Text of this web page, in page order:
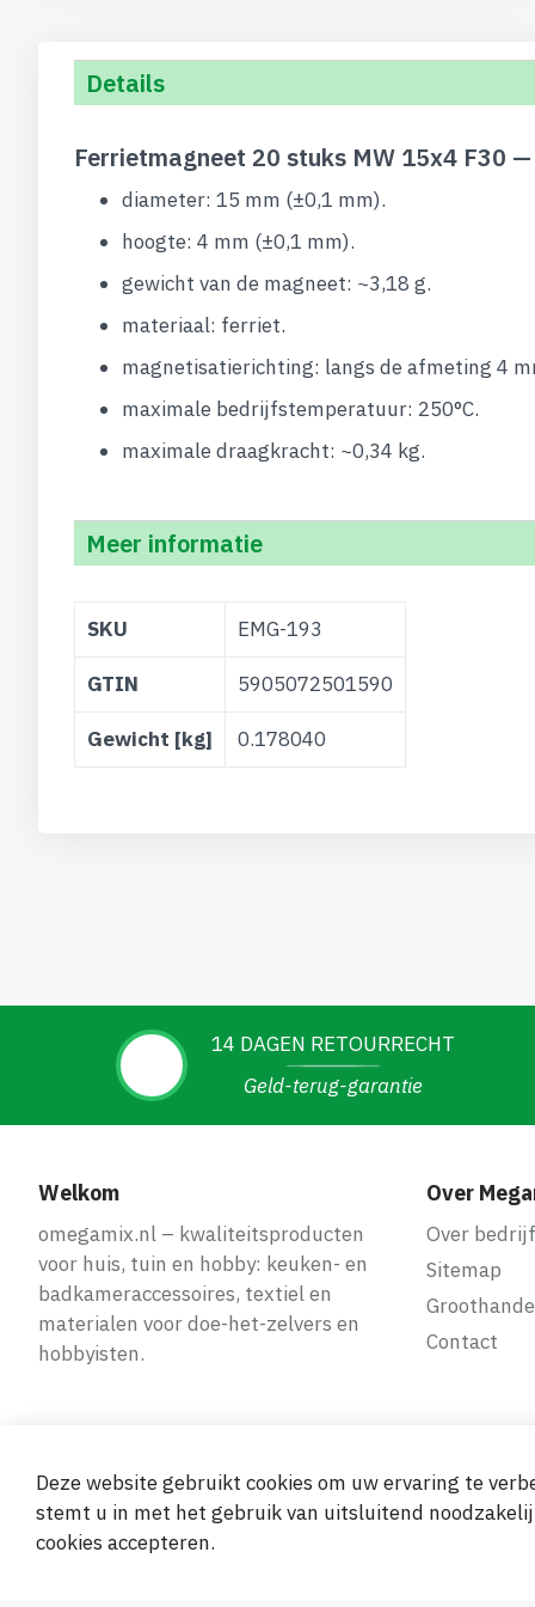
Details
Ferrietmagneet 20 stuks MW 15x4 F30
diameter: 15 mm (±0,1 mm).
hoogte: 4 mm (±0,1 mm).
gewicht van de magneet: ~3,18 g.
materiaal: ferriet.
magnetisatierichting: langs de afmeting 4
maximale bedrijfstemperatuur: 250°C.
maximale draagkracht: ~0,34 kg.
Meer informatie
informatie
SKU EMG-193
GTIN 5905072501590
Gewicht [kg] 0.178040
14 DAGEN RETOURRECHT
Geld-terug-garantie
Welkom
omegamix.nl – kwaliteitsproducten
voor huis, tuin en hobby: keuken- en
badkameraccessoires, textiel en
materialen voor doe-het-zelvers en
hobbyisten.
Over
Over bedrijf
Sitemap
Contact
Veilige en
Deze website gebruikt cookies om uw ervaring te
stemt u in met het gebruik van uitsluitend
cookies accepteren.